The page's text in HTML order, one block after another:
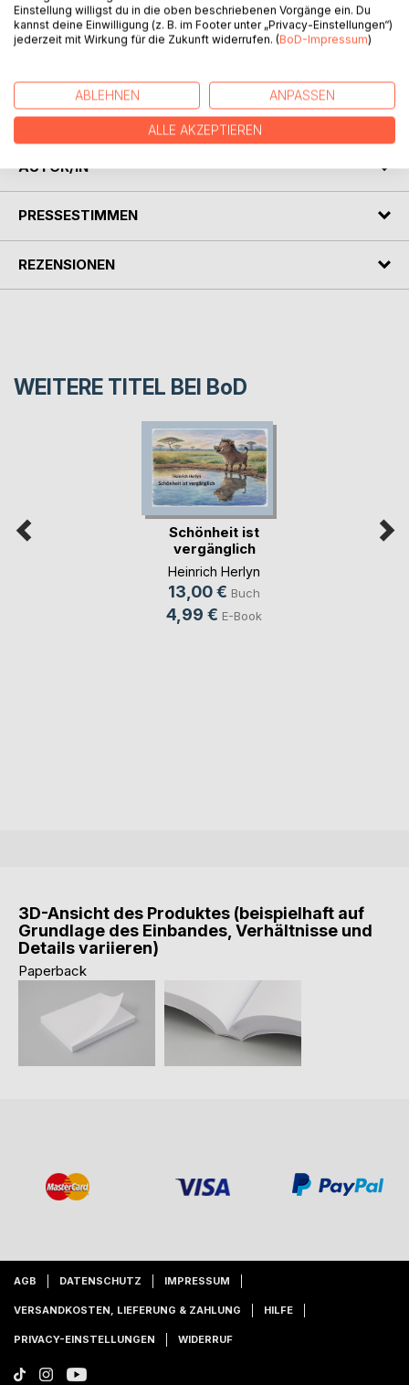
wenn der Autor in die Rolle eines "Fachgelehrten für
Wolfskunde" schlüpft, um seinen Streit mit dem berühmten
bietet dennoch neben viel Humoristischem auch manches
Nachdenkliche.
AUTOR/IN
PRESSESTIMMEN
REZENSIONEN
WEITERE TITEL BEI BoD
Schönheit ist
vergänglich
Heinrich Herlyn
13,00 € Buch
4,99 € E-Book
3D-Ansicht des Produktes (beispielhaft auf
Grundlage des Einbandes, Verhältnisse und
Details variieren)
Paperback
AGB DATENSCHUTZ IMPRESSUM
VERSANDKOSTEN, LIEFERUNG & ZAHLUNG HILFE
PRIVACY-EINSTELLUNGEN WIDERRUF
Einstellung willigst du in die oben beschriebenen Vorgänge ein. Du
kannst deine Einwilligung (z. B. im Footer unter „Privacy-Einstellungen“)
jederzeit mit Wirkung für die Zukunft widerrufen. (BoD-Impressum)
ABLEHNEN ANPASSEN
ALLE AKZEPTIEREN